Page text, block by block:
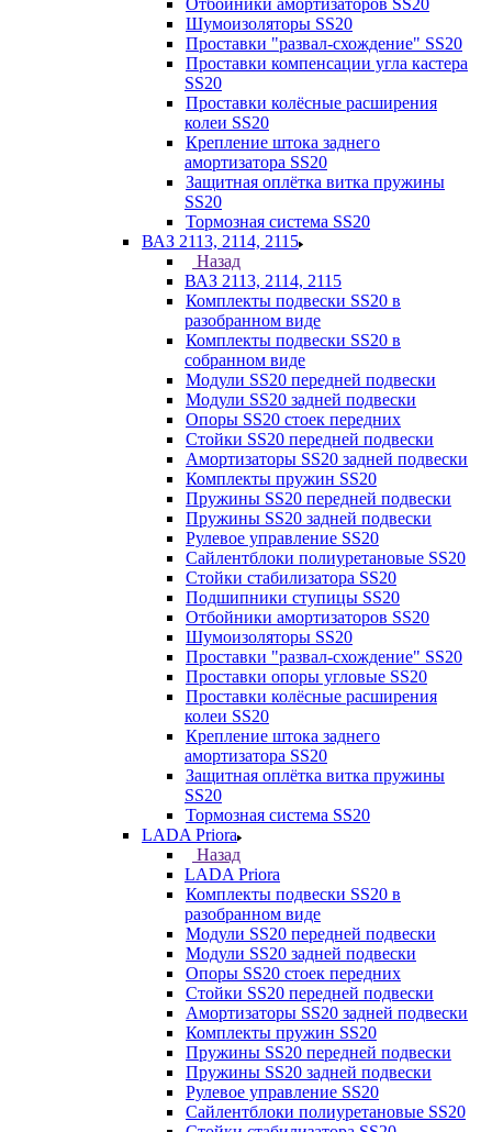
Отбойники амортизаторов SS20
Шумоизоляторы SS20
Проставки "развал-схождение" SS20
Проставки компенсации угла кастера
SS20
Проставки колёсные расширения
колеи SS20
Крепление штока заднего
амортизатора SS20
Защитная оплётка витка пружины
SS20
Тормозная система SS20
ВАЗ 2113, 2114, 2115
Назад
ВАЗ 2113, 2114, 2115
Комплекты подвески SS20 в
разобранном виде
Комплекты подвески SS20 в
собранном виде
Модули SS20 передней подвески
Модули SS20 задней подвески
Опоры SS20 стоек передних
Стойки SS20 передней подвески
Амортизаторы SS20 задней подвески
Комплекты пружин SS20
Пружины SS20 передней подвески
Пружины SS20 задней подвески
Рулевое управление SS20
Сайлентблоки полиуретановые SS20
Стойки стабилизатора SS20
Подшипники ступицы SS20
Отбойники амортизаторов SS20
Шумоизоляторы SS20
Проставки "развал-схождение" SS20
Проставки опоры угловые SS20
Проставки колёсные расширения
колеи SS20
Крепление штока заднего
амортизатора SS20
Защитная оплётка витка пружины
SS20
Тормозная система SS20
LADA Priora
Назад
LADA Priora
Комплекты подвески SS20 в
разобранном виде
Модули SS20 передней подвески
Модули SS20 задней подвески
Опоры SS20 стоек передних
Стойки SS20 передней подвески
Амортизаторы SS20 задней подвески
Комплекты пружин SS20
Пружины SS20 передней подвески
Пружины SS20 задней подвески
Рулевое управление SS20
Сайлентблоки полиуретановые SS20